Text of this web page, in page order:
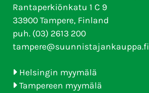
Rantaperkiönkatu 1 C 9
33900 Tampere, Finland
puh. (03) 2613 200
tampere@suunnistajankauppa.fi
Helsingin myymälä
Tampereen myymälä